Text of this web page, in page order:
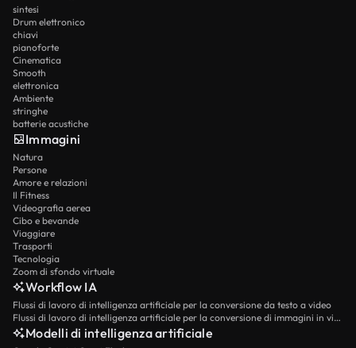
sintesi
Drum elettronico
chiavi
pianoforte
Cinematica
Smooth
elettronica
Ambiente
stringhe
batterie acustiche
Immagini
Natura
Persone
Amore e relazioni
Il Fitness
Videografia aerea
Cibo e bevande
Viaggiare
Trasporti
Tecnologia
Zoom di sfondo virtuale
Workflow IA
Flussi di lavoro di intelligenza artificiale per la conversione da testo a video
Flussi di lavoro di intelligenza artificiale per la conversione di immagini in video
Modelli di intelligenza artificiale